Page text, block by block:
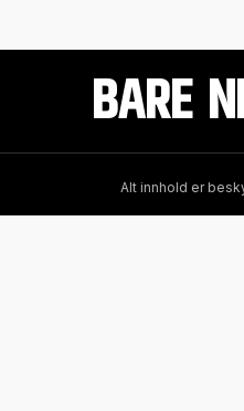
BARE
Alt innhold er